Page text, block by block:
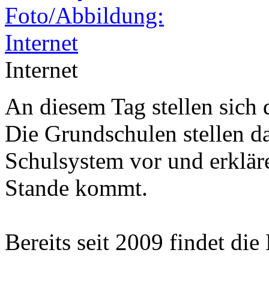
Internet
An diesem Tag stellen
Die Grundschulen stellen
Schulsystem vor und
Stande kommt.
Bereits seit 2009 findet die